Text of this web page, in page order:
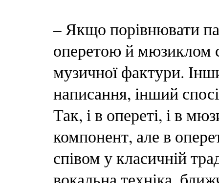
– Якщо порівнювати
оперетою й мюзиклом
музичної фактури.
написання, інший
Так, і в опереті, і в
компонент, але в
співом у класичній